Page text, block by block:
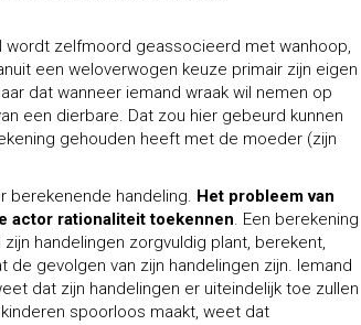
wordt zelfmoord geassocieerd met wanhoop,
een weloverwogen keuze primair zijn eigen
dat wanneer iemand wraak wil nemen op
een dierbare. Dat zou hier gebeurd kunnen
gehouden heeft met de moeder (zijn
berekenende handeling. Het probleem van
actor rationaliteit toekennen. Een berekening
handelingen zorgvuldig plant, berekent,
gevolgen van zijn handelingen zijn. Iemand
dat zijn handelingen er uiteindelijk toe zullen
spoorloos maakt, weet dat